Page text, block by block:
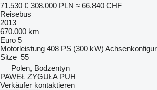
71.530 € 308.000 PLN ≈ 66.840 CHF
Reisebus
2013
670.000 km
Euro 5
Motorleistung 408 PS (300 kW)
Sitze 55
Polen, Bodzentyn
PAWEŁ ZYGUŁA PUH
Verkäufer kontaktieren